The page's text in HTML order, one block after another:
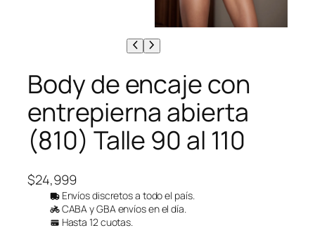
Body de encaje con
entrepierna abierta
(810) Talle 90 al 110
$24,999
Envíos discretos a todo el país.
CABA y GBA envíos en el día.
Hasta 12 cuotas.